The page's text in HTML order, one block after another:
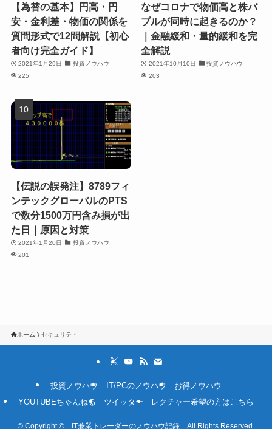
【為替の基本】円高・円
安・金利差・物価の関係を
質問形式で12問解説【初心
者向け完全ガイド】
2021年1月29日
投資ノウハウ
225
なぜコロナで物価高と株バ
ブルが同時に起きるのか？
｜金融緩和・量的緩和を完
全解説
2021年10月10日
投資ノウハウ
203
【伝説の誤発注】8789フィ
ンテックグローバルのPTS
で数分1500万円含み損が出
た日｜原因と対策
2021年1月20日
投資ノウハウ
201
ホーム セキュリティ
投資ノウハウ IT/PCのノウハウ
お得ノウハウ
YOUTUBEちゃんねる
ツイッター レクチャー希望の方はこちら
© Copyright © IT兼業トレーダーのノウハウ記録 All Rights Reserved.